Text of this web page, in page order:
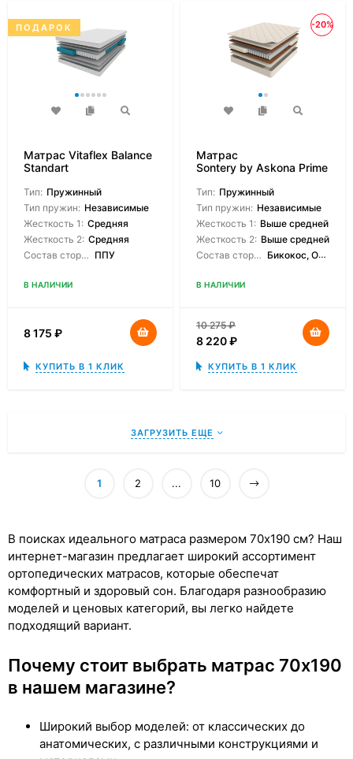
ПОДАРОК
Матрас Vitaflex Balance
Standart
Тип: Пружинный
Тип пружин: Независимые
Жесткость 1: Средняя
Жесткость 2: Средняя
Состав сторон: ППУ
В НАЛИЧИИ
8 175 ₽
КУПИТЬ В 1 КЛИК
-20%
Матрас
Sontery by Askona Prime
Тип: Пружинный
Тип пружин: Независимые
Жесткость 1: Выше средней
Жесткость 2: Выше средней
Состав сторон: Бикокос, Orto Foam
В НАЛИЧИИ
10 275₽
8 220₽
КУПИТЬ В 1 КЛИК
ЗАГРУЗИТЬ ЕЩЕ
1 2 ... 10
В поисках идеального матраса размером 70x190 см? Наш
интернет-магазин предлагает широкий ассортимент
ортопедических матрасов, которые обеспечат
комфортный и здоровый сон. Благодаря разнообразию
моделей и ценовых категорий, вы легко найдете
подходящий вариант.
Почему стоит выбрать матрас 70x190
в нашем магазине?
Широкий выбор моделей: от классических до
анатомических, с различными конструкциями и